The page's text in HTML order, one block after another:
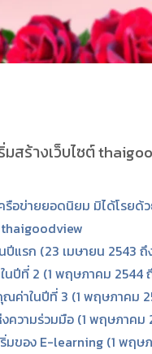
มสร้างเว็บไซต์
รือข่ายยอดนิยม มิได้โรยด้
แรก (23 เมษายน 2543
นปีที่ 2 (1 พฤษภาคม 2544
ค่าในปีที่ 3 (1 พฤษภาคม
ความร่วมมือ (1 พฤษภาคม
มของ E-learning (1 พฤษ